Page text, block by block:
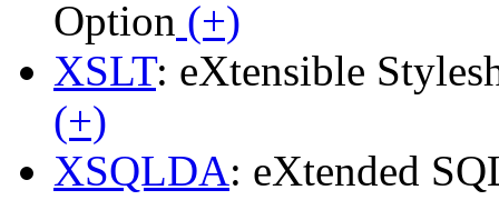
Option (+)
XSLT: eXtensible
(+)
XSQLDA: eXtended